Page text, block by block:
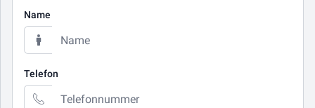
Name
Telefon